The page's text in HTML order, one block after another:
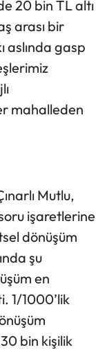
20 bin TL altı
arası bir
aslında gasp
mahalleden
Mutlu,
işaretlerine
dönüşüm
şu
en
1/1000’lik
bin kişilik